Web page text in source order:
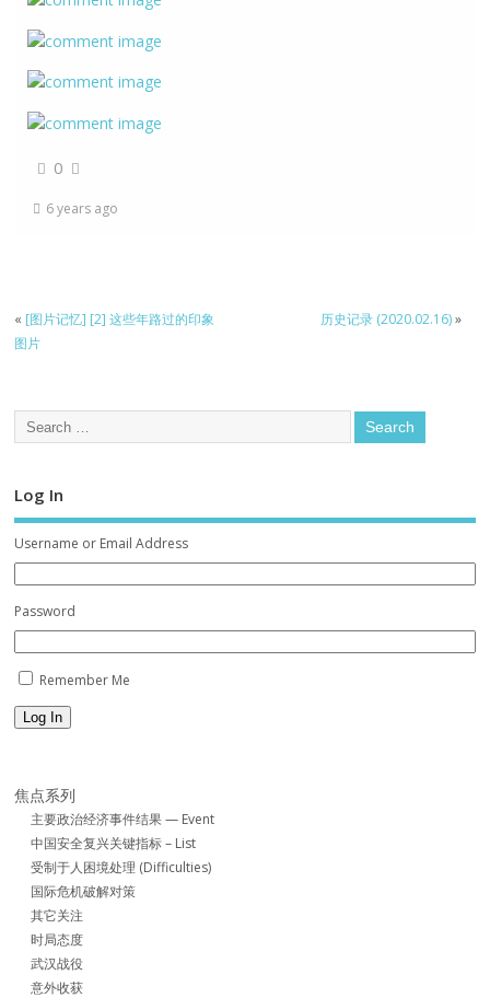
0
6 years ago
« [图片记忆] [2] 这些年路过的印象
图片
历史记录 (2020.02.16)»
Log In
Username or Email Address
Password
Remember Me
Log In
焦点系列
主要政治经济事件结果 — Event
中国安全复兴关键指标 – List
受制于人困境处理 (Difficulties)
国际危机破解对策
其它关注
时局态度
武汉战役
意外收获